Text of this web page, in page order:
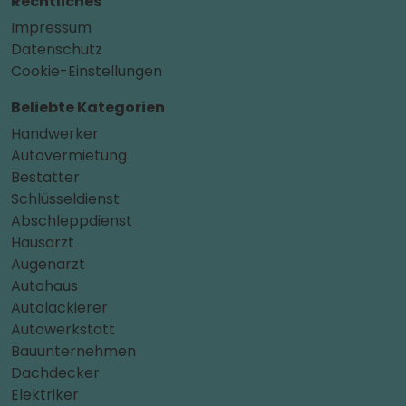
Impressum
Datenschutz
Cookie-Einstellungen
Beliebte Kategorien
Handwerker
Autovermietung
Bestatter
Schlüsseldienst
Abschleppdienst
Hausarzt
Augenarzt
Autohaus
Autolackierer
Autowerkstatt
Bauunternehmen
Dachdecker
Elektriker